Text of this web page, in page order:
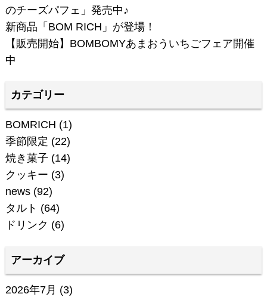
のチーズパフェ」発売中♪
新商品「BOM RICH」が登場！
【販売開始】BOMBOMYあまおういちごフェア開催
中
カテゴリー
BOMRICH (1)
季節限定 (22)
焼き菓子 (14)
クッキー (3)
news(92)
タルト (64)
ドリンク (6)
アーカイブ
2026年7月 (3)